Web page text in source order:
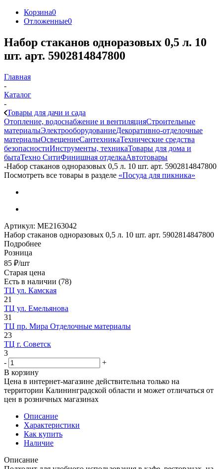
Корзина0
Отложенные0
Набор стаканов одноразовых 0,5 л. 10
шт. арт. 5902814847800
Главная
-
Каталог
-
Товары для дачи и сада
Отопление, водоснабжение и вентиляцияСтроительные
материалыЭлектрооборудованиеДекоративно-отделочные
материалыОсвещениеСантехникаТехнические средства
безопасностиИнструменты, техникаТовары для дома и
бытаТехно СитиФинишная отделкаАвтотовары
-Набор стаканов одноразовых 0,5 л. 10 шт. арт. 5902814847800
Посмотреть все товары в разделе «Посуда для пикника»
Артикул: МЕ2163042
Набор стаканов одноразовых 0,5 л. 10 шт. арт. 5902814847800
Подробнее
Розница
85 ₽/шт
Старая цена
Есть в наличии (78)
ТЦ ул. Камская
21
ТЦ ул. Емельянова
31
ТЦ пр. Мира Отделочные материалы
23
ТЦ г. Советск
3
-
+
В корзину
Цена в интернет-магазине действительна только на
территории Калининградской области и может отличаться от
цен в розничных магазинах
Описание
Характеристики
Как купить
Наличие
Описание